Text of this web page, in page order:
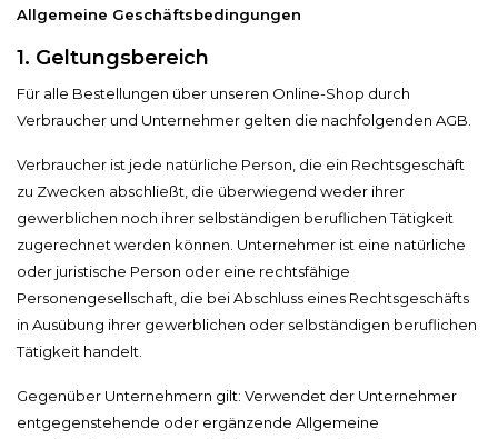
Allgemeine Geschäftsbedingungen
1. Geltungsbereich
Für alle Bestellungen über unseren Online-Shop durch
Verbraucher und Unternehmer gelten die nachfolgenden AGB.
Verbraucher ist jede natürliche Person, die ein Rechtsgeschäft
zu Zwecken abschließt, die überwiegend weder ihrer
gewerblichen noch ihrer selbständigen beruflichen Tätigkeit
zugerechnet werden können. Unternehmer ist eine natürliche
oder juristische Person oder eine rechtsfähige
Personengesellschaft, die bei Abschluss eines Rechtsgeschäfts
in Ausübung ihrer gewerblichen oder selbständigen beruflichen
Tätigkeit handelt.
Gegenüber Unternehmern gilt: Verwendet der Unternehmer
entgegenstehende oder ergänzende Allgemeine